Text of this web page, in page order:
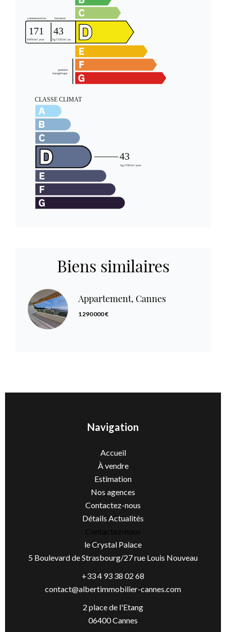
Biens similaires
Appartement, Cannes
1 290 000 €
Navigation
Accueil
À vendre
Estimation
Nos agences
Contactez-nous
Détails Actualités
Contactez-nous
le Crystal Palace
5 Boulevard de Strasbourg/27 rue Louis Nouveau
+33 4 93 38 02 68
contact@albertimmobilier-cannes.com
2 place de l'Etang
06400 Cannes